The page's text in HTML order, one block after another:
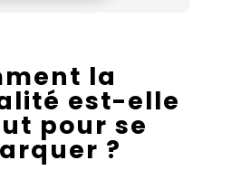
la
est-elle
pour se
?